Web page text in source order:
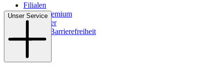
Filialen
WMS-Premium
Newsletter
Digitale Barrierefreiheit
Unser Service